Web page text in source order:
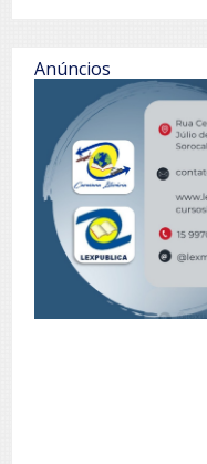
Anúncios